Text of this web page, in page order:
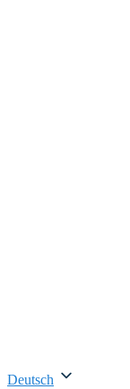
Deutsch